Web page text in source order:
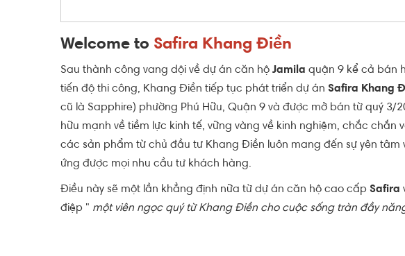
Welcome to Safira Khang Điền
Sau thành công vang dội về dự án căn hộ Jamila quận 9 kể cả bán
tiến độ thi công, Khang Điền tiếp tục phát triển dự án Safira Khang
cũ là Sapphire) phường Phú Hữu, Quận 9 và được mở bán từ quý 3/
hữu mạnh về tiềm lực kinh tế, vững vàng về kinh nghiệm, chắc chắn
các sản phẩm từ chủ đầu tư Khang Điền luôn mang đến sự yên tâm
ứng được mọi nhu cầu tư khách hàng.
Điều này sẽ một lần khẳng định nữa từ dự án căn hộ cao cấp Safira
điệp " một viên ngọc quý từ Khang Điền cho cuộc sống tràn đầy